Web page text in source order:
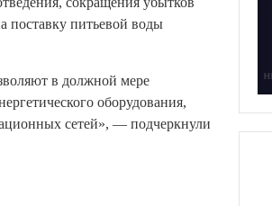
поставку питьевой воды
в должной мере
оборудования,
сетей», — подчеркнули